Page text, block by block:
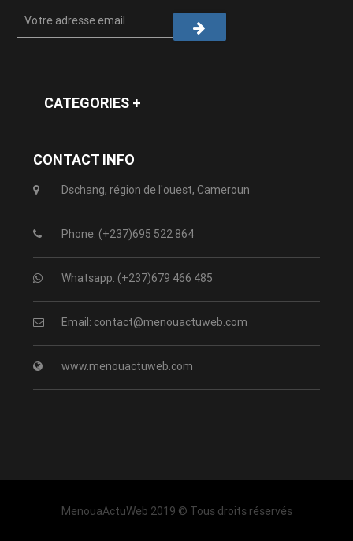
CATEGORIES +
CONTACT INFO
Dschang, région de l'ouest, Cameroun
Phone: (+237)695 522 864
Whatsapp: (+237)679 466 485
Email: contact@menouactuweb.com
www.menouactuweb.com
MenouaActuWeb 2019 © Tous droits réservés